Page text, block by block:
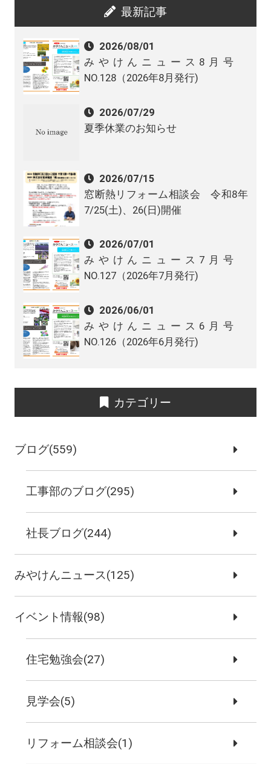
最新記事
2026/08/01
みやけんニュース8月号
NO.128（2026年8月発行)
2026/07/29
夏季休業のお知らせ
2026/07/15
窓断熱リフォーム相談会 令和8年
7/25(土)、26(日)開催
2026/07/01
みやけんニュース7月号
NO.127（2026年7月発行)
2026/06/01
みやけんニュース6月号
NO.126（2026年6月発行)
カテゴリー
ブログ(559)
工事部のブログ(295)
社長ブログ(244)
みやけんニュース(125)
イベント情報(98)
住宅勉強会(27)
見学会(5)
リフォーム相談会(1)